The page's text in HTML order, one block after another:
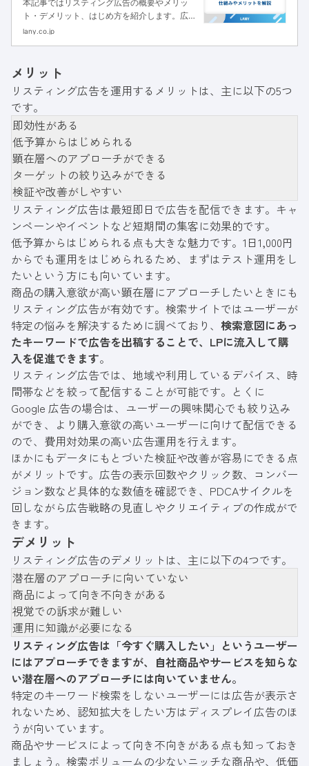
本記事ではリスティング広告の概要やメリッ
ト・デメリット、はじめ方を紹介します。広告
の向き不向きや運用するポイントを紹介するの
lany.co.jp
メリット
リスティング広告を運用するメリットは、主に以下の5つ
です。
即効性がある
低予算からはじめられる
顕在層へのアプローチができる
ターゲットの絞り込みができる
検証や改善がしやすい
リスティング広告は最短即日で広告を配信できます。キャ
ンペーンやイベントなど短期間の集客に効果的です。
低予算からはじめられる点も大きな魅力です。1日1,000円
からでも運用をはじめられるため、まずはテスト運用をし
たいという方にも向いています。
商品の購入意欲が高い顕在層にアプローチしたいときにも
リスティング広告が有効です。検索サイトではユーザーが
特定の悩みを解決するために調べており、 検索意図にあっ
たキーワードで広告を出稿することで、LPに流入して購
入を促進できます。
リスティング広告では、地域や利用しているデバイス、時
間帯などを絞って配信することが可能です。とくに
Google 広告の場合は、ユーザーの興味関心でも絞り込み
ができ、より購入意欲の高いユーザーに向けて配信できる
ので、費用対効果の高い広告運用を行えます。
ほかにもデータにもとづいた検証や改善が容易にできる点
がメリットです。広告の表示回数やクリック数、コンバー
ジョン数など具体的な数値を確認でき、PDCAサイクルを
回しながら広告戦略の見直しやクリエイティブの作成がで
きます。
デメリット
リスティング広告のデメリットは、主に以下の4つです。
潜在層のアプローチに向いていない
商品によって向き不向きがある
視覚での訴求が難しい
運用に知識が必要になる
リスティング広告は「今すぐ購入したい」というユーザー
にはアプローチできますが、自社商品やサービスを知らな
い潜在層へのアプローチには向いていません。
特定のキーワード検索をしないユーザーには広告が表示さ
れないため、認知拡大をしたい方はディスプレイ広告のほ
うが向いています。
商品やサービスによって向き不向きがある点も知っておき
ましょう。検索ボリュームの少ないニッチな商品や、低価